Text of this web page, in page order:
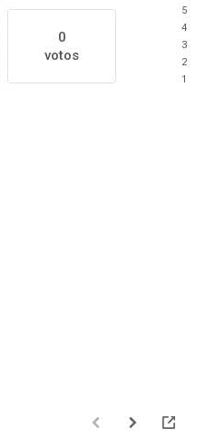
0
votos
5
4
3
2
1